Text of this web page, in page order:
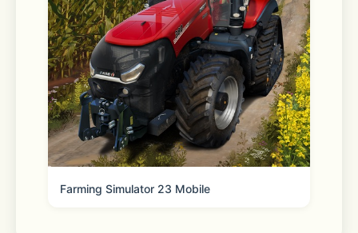
Farming Simulator 23 Mobile